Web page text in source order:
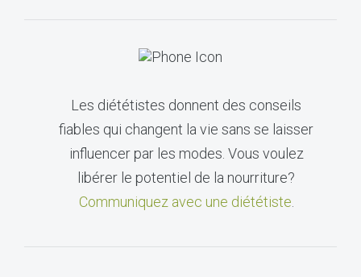
Les diététistes donnent des conseils
fiables qui changent la vie sans se laisser
influencer par les modes. Vous voulez
libérer le potentiel de la nourriture?
Communiquez avec une diététiste